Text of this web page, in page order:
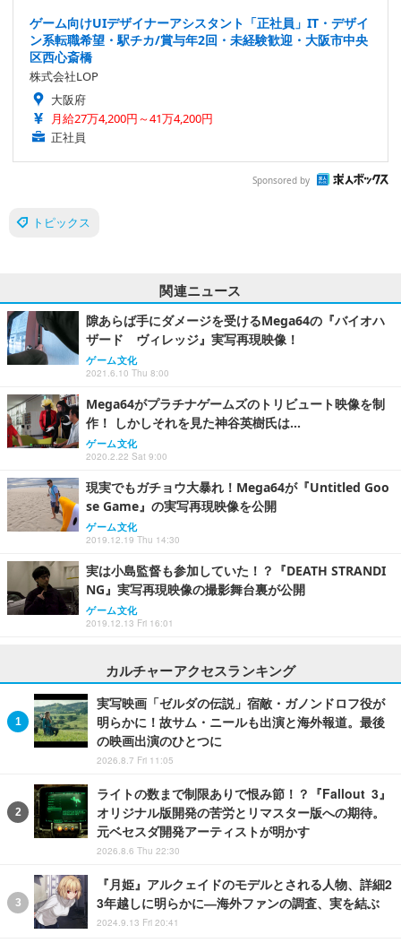
ゲーム向けUIデザイナーアシスタント「正社員」IT・デザイ
ン系転職希望・駅チカ/賞与年2回・未経験歓迎・大阪市中央
区西心斎橋
株式会社LOP
大阪府
月給27万4,200円～41万4,200円
正社員
Sponsored by
トピックス
関連ニュース
隙あらば手にダメージを受けるMega64の『バイオハ
ザード ヴィレッジ』実写再現映像！
ゲーム文化
2021.6.10 Thu 8:00
Mega64がプラチナゲームズのトリビュート映像を制
作！ しかしそれを見た神谷英樹氏は…
ゲーム文化
2020.2.22 Sat 9:00
現実でもガチョウ大暴れ！Mega64が『Untitled Goo
se Game』の実写再現映像を公開
ゲーム文化
2019.12.19 Thu 14:30
実は小島監督も参加していた！？『DEATH STRANDI
NG』実写再現映像の撮影舞台裏が公開
ゲーム文化
2019.12.13 Fri 16:01
カルチャーアクセスランキング
実写映画「ゼルダの伝説」宿敵・ガノンドロフ役が
明らかに！故サム・ニールも出演と海外報道。最後
の映画出演のひとつに
2026.8.7 Fri 11:05
ライトの数まで制限ありで恨み節！？『Fallout 3』
オリジナル版開発の苦労とリマスター版への期待。
元ベセスダ開発アーティストが明かす
2026.8.6 Thu 22:30
『月姫』アルクェイドのモデルとされる人物、詳細2
3年越しに明らかに―海外ファンの調査、実を結ぶ
2024.9.13 Fri 20:41